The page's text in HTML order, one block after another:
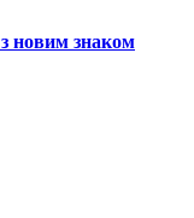
новим знаком